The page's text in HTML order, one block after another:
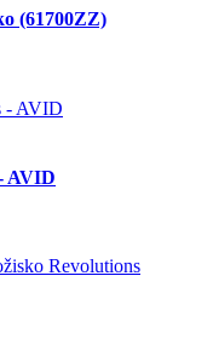
(61700ZZ)
AVID